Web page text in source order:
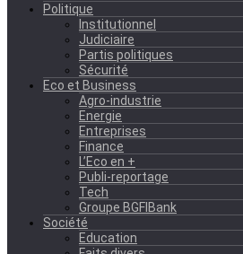
Politique
Institutionnel
Judiciaire
Partis politiques
Sécurité
Eco et Business
Agro-industrie
Energie
Entreprises
Finance
L’Eco en +
Publi-reportage
Tech
Groupe BGFIBank
Société
Education